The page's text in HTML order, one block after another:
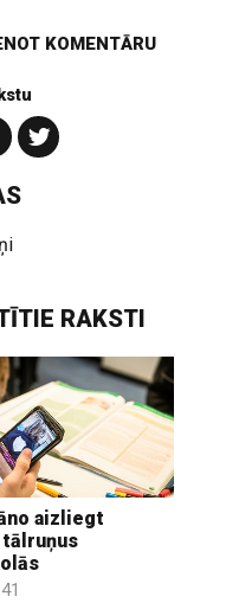
KOMENTĀRU
RAKSTI
aizliegt